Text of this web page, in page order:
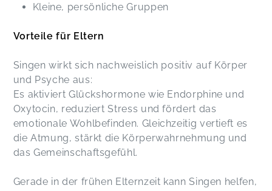
Kleine, persönliche Gruppen
Vorteile für Eltern
Singen wirkt sich nachweislich positiv auf Körper
und Psyche aus:
Es aktiviert Glückshormone wie Endorphine und
Oxytocin, reduziert Stress und fördert das
emotionale Wohlbefinden. Gleichzeitig vertieft es
die Atmung, stärkt die Körperwahrnehmung und
das Gemeinschaftsgefühl.
Gerade in der frühen Elternzeit kann Singen helfen,